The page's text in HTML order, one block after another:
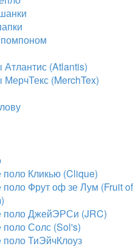
(Atlantis)
(MerchTex)
Кликью (Clique)
Фрут оф зе Лум (Fruit of
поло ДжейЭРСи (JRC)
Солс (Sol's)
ТиЭйчКлоуз